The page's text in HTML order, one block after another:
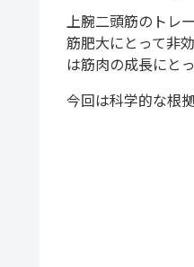
上腕二頭筋のトレ
筋肥大にとって非
は筋肉の成長にと
今回は科学的な根